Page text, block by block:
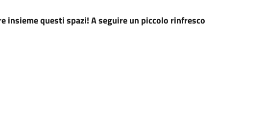
insieme questi spazi! A seguire un piccolo rinfresco